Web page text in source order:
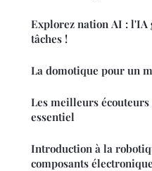
Explorez nation AI :
tâches !
La domotique pour un
Les meilleurs écouteurs
essentiel
Introduction à la
composants